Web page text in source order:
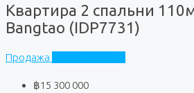
Квартира 2 спальни
Bangtao (IDP7731)
Продажа
฿15 300 000